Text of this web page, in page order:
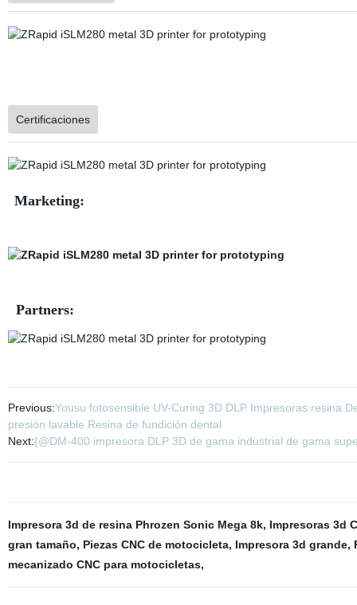
Certificaciones
Marketing:
Partners:
Previous:Yousu fotosensible UV-Curing 3D DLP Impresoras resina
presión lavable Resina de fundición dental
Next:{@DM-400 impresora DLP 3D de gama industrial de gama
Impresora 3d de resina Phrozen Sonic Mega 8k, Impresoras 3d
gran tamaño, Piezas CNC de motocicleta, Impresora 3d grande,
mecanizado CNC para motocicletas,